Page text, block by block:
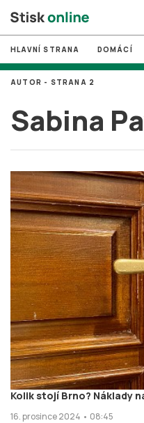
# MUNI
# Brno
# volby
login PŘIHLÁSIT SE
Zapomněli jste heslo?
Založit nový účet
HLAVNÍ STRANA DOMÁCÍ
Sabina
AUTOR - STRANA 2
Kolik stojí Brno? Náklady
16. prosince 2024 • 08:45